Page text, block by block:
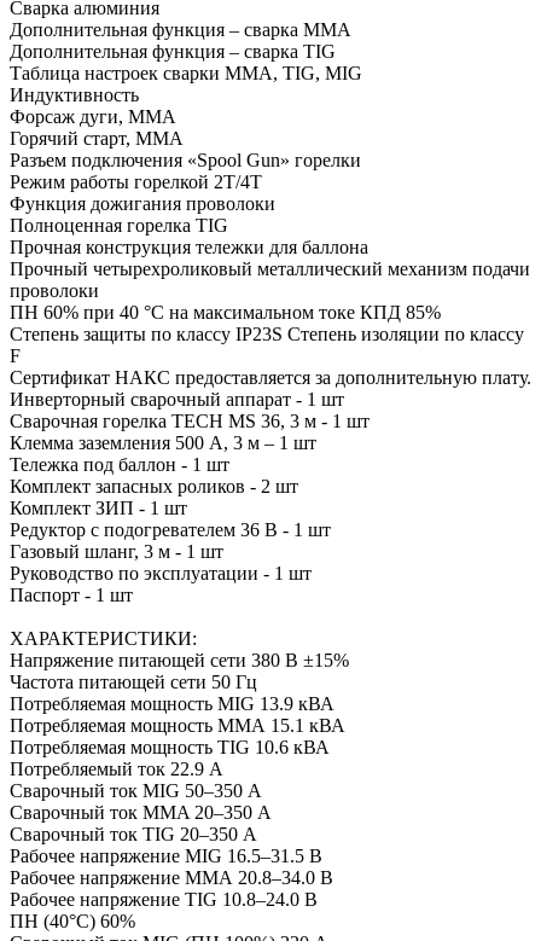
Сварка алюминия
Дополнительная функция – сварка MMA
Дополнительная функция – сварка TIG
Таблица настроек сварки MMA, TIG, MIG
Индуктивность
Форсаж дуги, ММА
Горячий старт, ММА
Разъем подключения «Spool Gun» горелки
Режим работы горелкой 2T/4T
Функция дожигания проволоки
Полноценная горелка TIG
Прочная конструкция тележки для баллона
Прочный четырехроликовый металлический механизм подачи
проволоки
ПН 60% при 40 °С на максимальном токе КПД 85%
Степень защиты по классу IP23S Степень изоляции по классу
F
Сертификат НАКС предоставляется за дополнительную плату.
Инверторный сварочный аппарат - 1 шт
Сварочная горелка TECH MS 36, 3 м - 1 шт
Клемма заземления 500 А, 3 м – 1 шт
Тележка под баллон - 1 шт
Комплект запасных роликов - 2 шт
Комплект ЗИП - 1 шт
Редуктор с подогревателем 36 В - 1 шт
Газовый шланг, 3 м - 1 шт
Руководство по эксплуатации - 1 шт
Паспорт - 1 шт
ХАРАКТЕРИСТИКИ:
Напряжение питающей сети 380 В ±15%
Частота питающей сети 50 Гц
Потребляемая мощность MIG 13.9 кВА
Потребляемая мощность ММА 15.1 кВА
Потребляемая мощность TIG 10.6 кВА
Потребляемый ток 22.9 А
Сварочный ток MIG 50–350 А
Сварочный ток MMA 20–350 А
Сварочный ток TIG 20–350 А
Рабочее напряжение MIG 16.5–31.5 В
Рабочее напряжение ММА 20.8–34.0 В
Рабочее напряжение TIG 10.8–24.0 В
ПН (40°C) 60%